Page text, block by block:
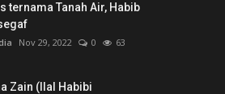
ternama Tanah Air, Habib
Nov 29, 2022 0 63
Zain (Ilal Habibi